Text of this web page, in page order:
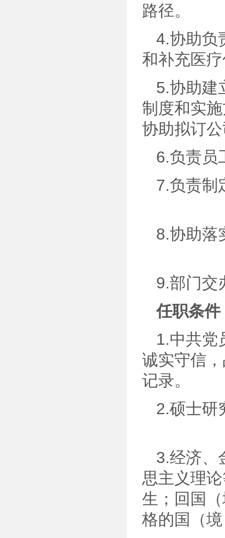
路径。
4.协助负
和补充医
5.协助建
制度和实
协助拟订
6.负责员
7.负责
8.协助落
9.部门交
任职条件
1.中共党
诚实守信
记录。
2.硕士研
3.经济、
思主义理
生；回国
格的国（